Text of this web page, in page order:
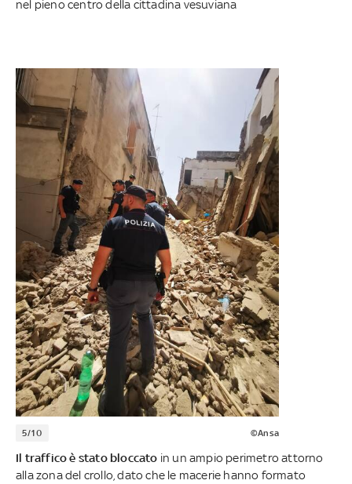
nel pieno centro della cittadina vesuviana
5/10 ©Ansa
Il traffico è stato bloccato in un ampio perimetro attorno
alla zona del crollo, dato che le macerie hanno formato